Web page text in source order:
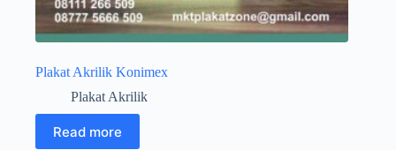
Plakat Akrilik Konimex
Plakat Akrilik
Read more